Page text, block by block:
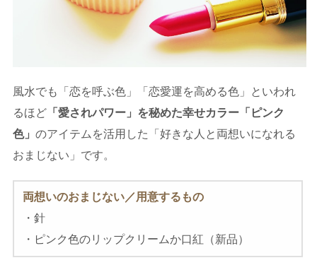
風水でも「恋を呼ぶ色」「恋愛運を高める色」といわれ
るほど 「愛されパワー」を秘めた幸せカラー「ピンク
色」 のアイテムを活用した「好きな人と両想いになれる
おまじない」です。
両想いのおまじない／用意するもの
・針
・ピンク色のリップクリームか口紅（新品）